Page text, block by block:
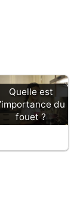
Quelle est
du
fouet ?